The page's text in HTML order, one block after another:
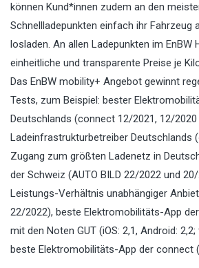
können Kund*innen zudem an den
Schnellladepunkten einfach ihr Fahrzeug
losladen. An allen Ladepunkten im EnBW
einheitliche und transparente Preise je
Das EnBW mobility+ Angebot gewinnt
Tests, zum Beispiel: bester
Deutschlands (connect 12/2021, 12/
Ladeinfrastrukturbetreiber Deutschlands
Zugang zum größten Ladenetz in
der Schweiz (AUTO BILD 22/2022 und
Leistungs-Verhältnis unabhängiger
22/2022), beste Elektromobilitäts-App
mit den Noten GUT (iOS: 2,1, Android:
beste Elektromobilitäts-App der connect